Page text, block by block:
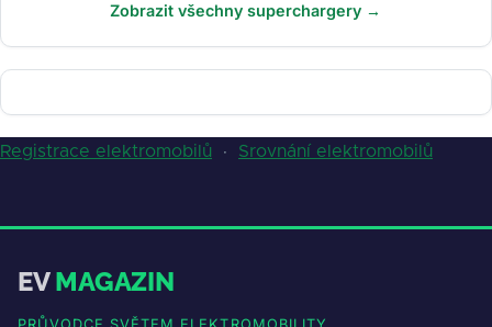
Zobrazit všechny superchargery →
Registrace elektromobilů · Srovnání elektromobilů
EVMAGAZIN